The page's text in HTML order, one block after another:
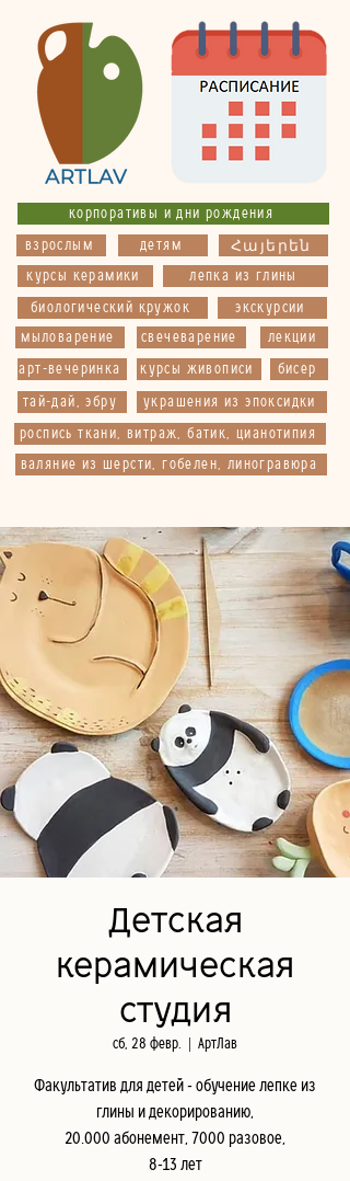
корпоративы и дни рождения
детям
взрослым Հայերեն
украшения из эпоксидки
мыловарение свечеварение
арт-вечеринка бисер
тай-дай, эбру
экскурсии
лепка из глины
роспись ткани, витраж, батик, цианотипия
курсы живописи
лекции
биологический кружок
курсы керамики
валяние из шерсти, гобелен, линогравюра
Детская
керамическая
студия
сб, 28 февр. АртЛав
Факультатив для детей - обучение лепке из
глины и декорированию,
20.000 абонемент, 7000 разовое,
8-13 лет